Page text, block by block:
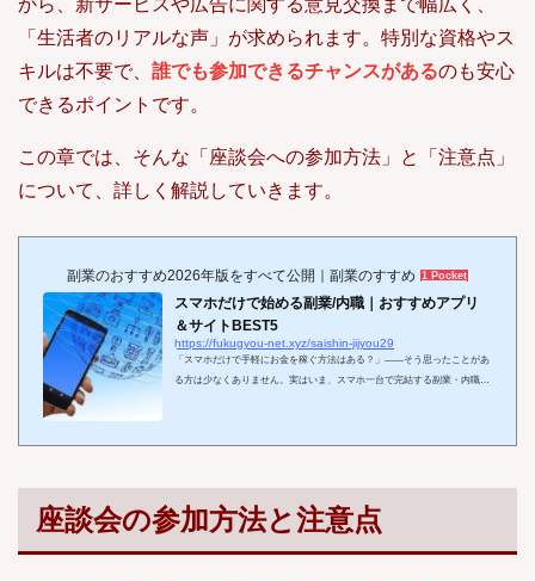
「生活者のリアルな声」が求められます。特別な資格やス
キルは不要で、 誰でも参加できるチャンスがあるのも安心
できるポイントです。
この章では、そんな「座談会への参加方法」と「注意点」
について、詳しく解説していきます。
副業のおすすめ2026年版をすべて公開｜副業のすすめ 1 Pocket
スマホだけで始める副業/内職｜おすすめアプリ
＆サイトBEST5
https://fukugyou-net.xyz/saishin-jijyou29
「スマホだけで手軽にお金を稼ぐ方法はある？」——そう思ったことがあ
る方は少なくありません。実はいま、スマホ一台で完結する副業・内職は
座談会の参加方法と注意点